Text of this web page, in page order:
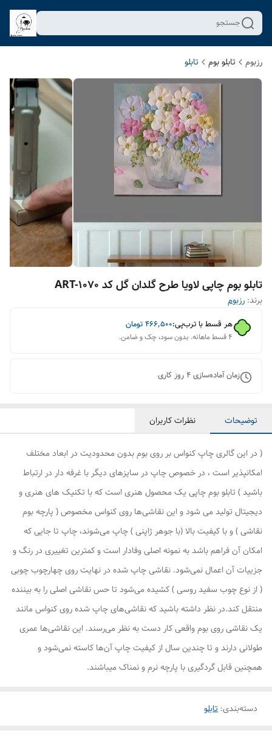
جستجو
رزبوم تابلو بوم تابلو
تابلو بوم چاپی لاویا طرح گلدان گل کد ART-1070
برند: رزبوم
هر قسط با ترب‌پی:۴۶۶٬۵۰۰تومان
۴ قسط ماهانه. بدون سود، چک و ضامن.
زمان آماده‌سازی4روز کاری
توضیحات نظرات کاربران
( در این گالری چاپ کنواس بر روی بوم بدون محدودیت در ابعاد مختلف
امکانپذیر است ، در خصوص چاپ در سایزهای دیگر با غرفه دار در ارتباط
باشید ) تابلو بوم چاپی یک محصول هنری است که با تکنیک های هنری و
دیجیتال تولید می شود و این نقاشی‌ها روی کنواس مخصوص ( پارچه بوم
نقاشی ) و با کیفیت بالا (با جوهر ژاپنی ) چاپ می‌شوند، چاپ تا جایی که
امکان آن فراهم باشد به نمونه اصلی وفادار است و کمترین تغییری در رنگ و
جزییات آن اعمال نمی‌شود. نقاشی چاپ شده در نهایت روی چهارچوب چوبی
( از نوع چوب سفید روسی ) کشیده می‌شود تا حس نقاشی اصلی را به بیننده
منتقل کند.در نظر داشته باشید که نقاشی‌های چاپ شده روی کنواس مانند
یک نقاشی روی بوم واقعی کار دست به نظر می‌رسند. این نقاشی‌ها عمری
طولانی دارند و تا چندین سال از کیفیت چاپ آن‌ها کاسته نمی‌شود و
همچنین قابل گردگیری با پارچه نرم و نمناک میباشند.
دسته‌بندی: تابلو